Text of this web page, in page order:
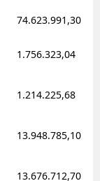
74.623.991,30
1.756.323,04
1.214.225,68
13.948.785,10
13.676.712,70